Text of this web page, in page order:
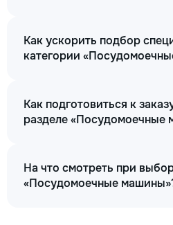
Как ускорить подбор
категории
Как подготовиться к
разделе «Посудомоечные
На что смотреть при
«Посудомоечные